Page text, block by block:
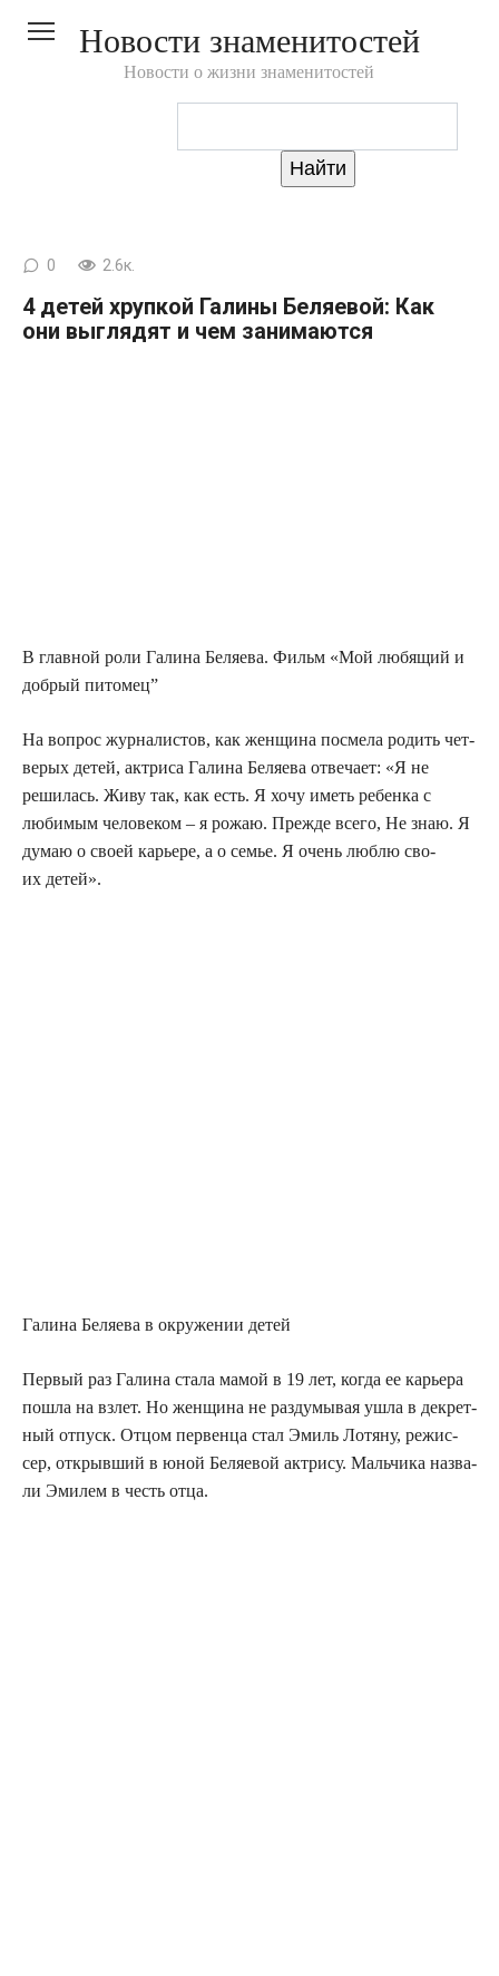
Новости знаменитостей
Новости о жизни знаменитостей
0 2.6к.
4 детей хрупкой Галины Беляевой: Как
они выглядят и чем занимаются
В глав­ной роли Гали­на Беля­е­ва. Фильм «Мой любя­щий и
доб­рый питомец”
На вопрос жур­на­ли­стов, как жен­щи­на посме­ла родить чет­
ве­рых детей, актри­са Гали­на Беля­е­ва отве­ча­ет: «Я не
реши­лась. Живу так, как есть. Я хочу иметь ребен­ка с
люби­мым чело­ве­ком – я рожаю. Преж­де все­го, Не знаю. Я
думаю о сво­ей карье­ре, а о семье. Я очень люб­лю сво­
их детей».
Гали­на Беля­е­ва в окру­же­нии детей
Пер­вый раз Гали­на ста­ла мамой в 19 лет, когда ее карье­ра
пошла на взлет. Но жен­щи­на не раз­ду­мы­вая ушла в декрет­
ный отпуск. Отцом пер­вен­ца стал Эмиль Лотя­ну, режис­
сер, открыв­ший в юной Беля­е­вой актри­су. Маль­чи­ка назва­
ли Эми­лем в честь отца.